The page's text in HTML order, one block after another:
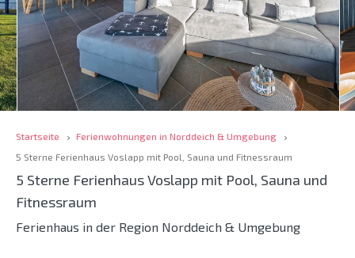
Startseite
Ferienwohnungen in Norddeich & Umgebung
5 Sterne Ferienhaus Voslapp mit Pool, Sauna und Fitnessraum
5 Sterne Ferienhaus Voslapp mit Pool, Sauna und
Fitnessraum
Ferienhaus in der Region Norddeich & Umgebung